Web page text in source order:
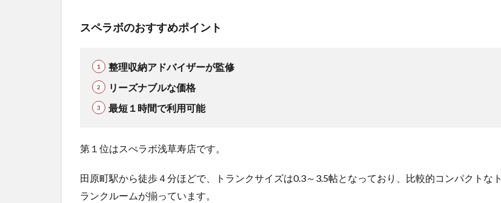
スペラボのおすすめポイント
整理収納アドバイザーが監修
リーズナブルな価格
最短１時間で利用可能
第１位はスぺラボ浅草寿店です。
田原町駅から徒歩４分ほどで、トランクサイズは0.3～3.5帖となっており、比較的コンパクトなト
ランクルームが揃っています。